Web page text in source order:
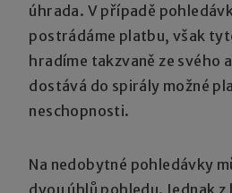
úhrada. V případě
postrádáme platbu, však
hradíme takzvaně ze svého
dostává do spirály možné
neschopnosti.
Na nedobytné pohledávky
dvou úhlů pohledu. Jednak